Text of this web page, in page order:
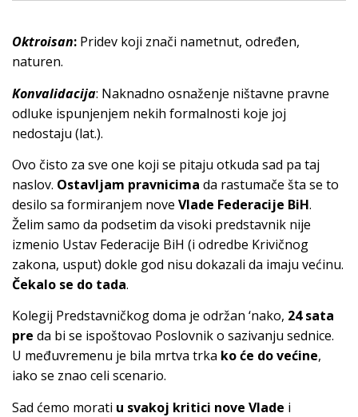
Oktroisan: Pridev koji znači nametnut, određen,
naturen.
Konvalidacija: Naknadno osnaženje ništavne pravne
odluke ispunjenjem nekih formalnosti koje joj
nedostaju (lat.).
Ovo čisto za sve one koji se pitaju otkuda sad pa taj
naslov. Ostavljam pravnicima da rastumače šta se to
desilo sa formiranjem nove Vlade Federacije BiH.
Želim samo da podsetim da visoki predstavnik nije
izmenio Ustav Federacije BiH (i odredbe Krivičnog
zakona, usput) dokle god nisu dokazali da imaju većinu.
Čekalo se do tada.
Kolegij Predstavničkog doma je održan ‘nako, 24 sata
pre da bi se ispoštovao Poslovnik o sazivanju sednice.
U međuvremenu je bila mrtva trka ko će do većine,
iako se znao celi scenario.
Sad ćemo morati u svakoj kritici nove Vlade i